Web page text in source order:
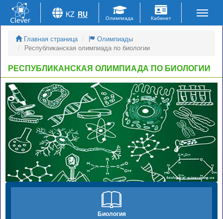
Главная страница
Олимпиады
Республиканская олимпиада по биологии
РЕСПУБЛИКАНСКАЯ ОЛИМПИАДА ПО БИОЛОГИИ
Биология
KZ RU